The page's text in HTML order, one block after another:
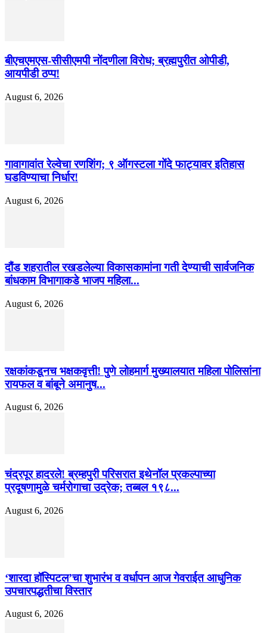
बीएचएमएस-सीसीएमपी नोंदणीला विरोध; ब्रह्मपुरीत ओपीडी,
आयपीडी ठप्प!
August 6, 2026
गावागावांत रेल्वेचा रणशिंग; ९ ऑगस्टला गोंदे फाट्यावर इतिहास
घडविण्याचा निर्धार!
August 6, 2026
दौंड शहरातील रखडलेल्या विकासकामांना गती देण्याची सार्वजनिक
बांधकाम विभागाकडे भाजप महिला...
August 6, 2026
रक्षकांकडूनच भक्षकवृत्ती! पुणे लोहमार्ग मुख्यालयात महिला पोलिसांना
रायफल व बांबूने अमानुष...
August 6, 2026
चंद्रपूर हादरले! ब्रम्हपुरी परिसरात इथेनॉल प्रकल्पाच्या
प्रदूषणामुळे चर्मरोगाचा उद्रेक; तब्बल १९८...
August 6, 2026
‘शारदा हॉस्पिटल’चा शुभारंभ व वर्धापन आज गेवराईत आधुनिक
उपचारपद्धतीचा विस्तार
August 6, 2026